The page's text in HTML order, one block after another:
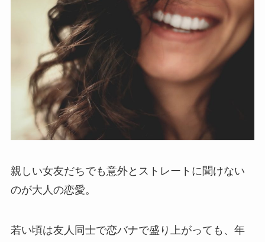
親しい女友だちでも意外とストレートに聞けない
のが大人の恋愛。
若い頃は友人同士で恋バナで盛り上がっても、年